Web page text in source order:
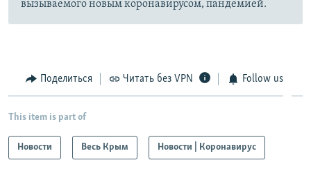
вызываемого новым коронавирусом, пандемией.
Поделиться Читать без VPN Follow us
This item is part of
Новости Весь Крым Новости | Коронавирус